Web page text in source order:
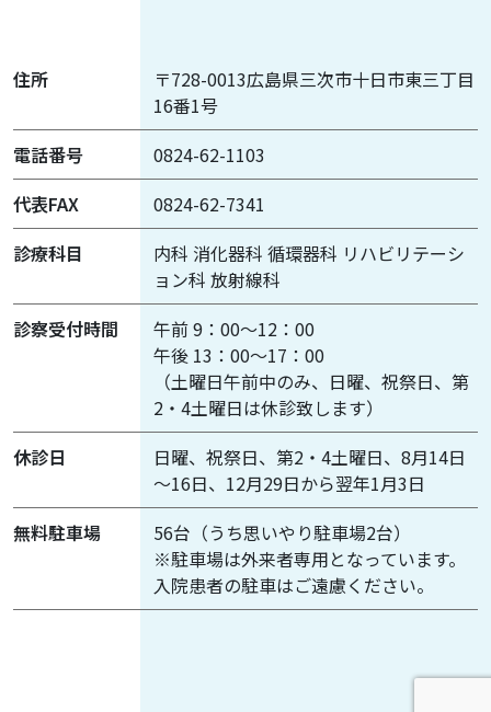
住所
〒728-0013広島県三次市十日市東三丁目
16番1号
電話番号
0824-62-1103
代表FAX
0824-62-7341
診療科目
内科 消化器科 循環器科 リハビリテーシ
ョン科 放射線科
診察受付時間
午前 9：00～12：00
午後 13：00～17：00
（土曜日午前中のみ、日曜、祝祭日、第
2・4土曜日は休診致します）
休診日
日曜、祝祭日、第2・4土曜日、8月14日
～16日、12月29日から翌年1月3日
無料駐車場
56台（うち思いやり駐車場2台）
※駐車場は外来者専用となっています。
入院患者の駐車はご遠慮ください。